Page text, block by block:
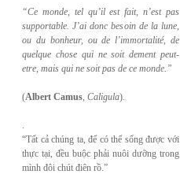
“Ce monde, tel qu’il est fait, n’est pas
supportable. J’ai donc besoin de la lune,
ou du bonheur, ou de l’immortalité, de
quelque chose qui ne soit dement peut-
etre, mais qui ne soit pas de ce monde.”
(Albert Camus, Caligula).
.
“Tất cả chúng ta, để có thể sống được với
thực tại, đều buộc phải nuôi dưỡng trong
mình đôi chút điên rồ.”